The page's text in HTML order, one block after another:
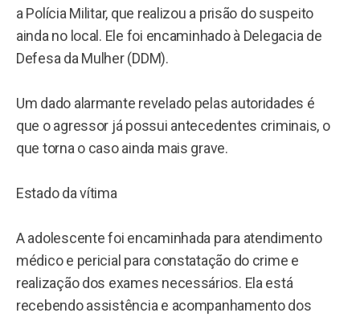
a Polícia Militar, que realizou a prisão do suspeito
ainda no local. Ele foi encaminhado à Delegacia de
Defesa da Mulher (DDM).
Um dado alarmante revelado pelas autoridades é
que o agressor já possui antecedentes criminais, o
que torna o caso ainda mais grave.
Estado da vítima
A adolescente foi encaminhada para atendimento
médico e pericial para constatação do crime e
realização dos exames necessários. Ela está
recebendo assistência e acompanhamento dos